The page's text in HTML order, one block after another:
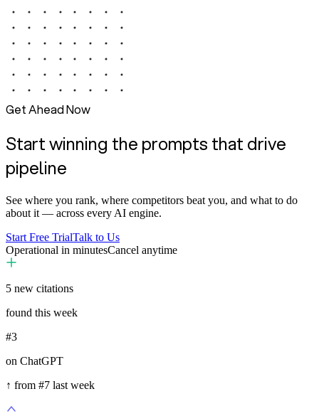
Get Ahead Now
Start winning the prompts that drive
pipeline
See where you rank, where competitors beat you, and what to do
about it — across every AI engine.
Start Free TrialTalk to Us
Operational in minutesCancel anytime
5 new citations
found this week
#3
on ChatGPT
↑ from #7 last week